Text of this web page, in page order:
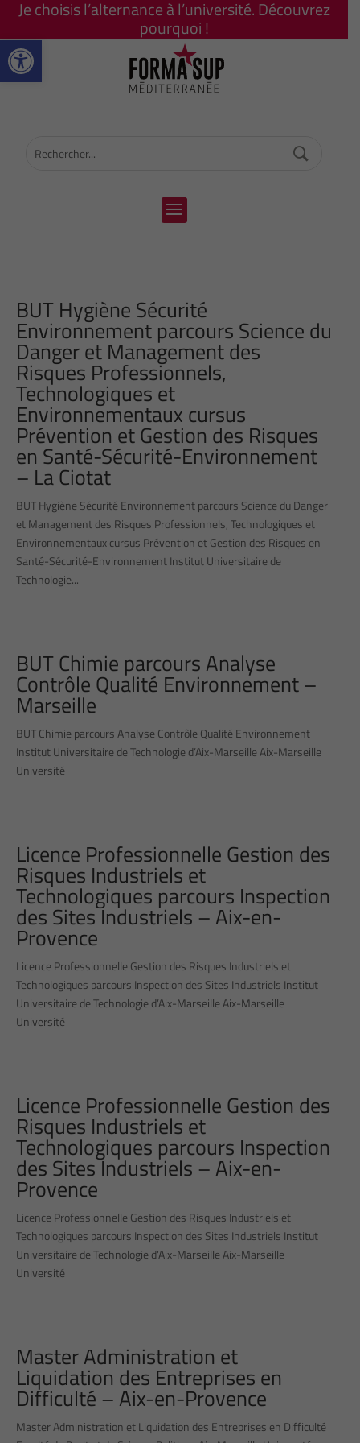
Ouvrir la barre d’outils
Je choisis l’alternance à l’université. Découvrez
pourquoi !
BUT Hygiène Sécurité
Environnement parcours Science du
Danger et Management des
Risques Professionnels,
Technologiques et
Environnementaux cursus
Prévention et Gestion des Risques
en Santé-Sécurité-Environnement
– La Ciotat
BUT Hygiène Sécurité Environnement parcours Science du Danger
et Management des Risques Professionnels, Technologiques et
Environnementaux cursus Prévention et Gestion des Risques en
Santé-Sécurité-Environnement Institut Universitaire de
Technologie...
BUT Chimie parcours Analyse
Contrôle Qualité Environnement –
Marseille
BUT Chimie parcours Analyse Contrôle Qualité Environnement
Institut Universitaire de Technologie d’Aix-Marseille Aix-Marseille
Université
Licence Professionnelle Gestion des
Risques Industriels et
Technologiques parcours Inspection
des Sites Industriels – Aix-en-
Provence
Licence Professionnelle Gestion des Risques Industriels et
Technologiques parcours Inspection des Sites Industriels Institut
Universitaire de Technologie d’Aix-Marseille Aix-Marseille
Université
Licence Professionnelle Gestion des
Risques Industriels et
Technologiques parcours Inspection
des Sites Industriels – Aix-en-
Provence
Licence Professionnelle Gestion des Risques Industriels et
Technologiques parcours Inspection des Sites Industriels Institut
Universitaire de Technologie d’Aix-Marseille Aix-Marseille
Université
Master Administration et
Liquidation des Entreprises en
Difficulté – Aix-en-Provence
Master Administration et Liquidation des Entreprises en Difficulté